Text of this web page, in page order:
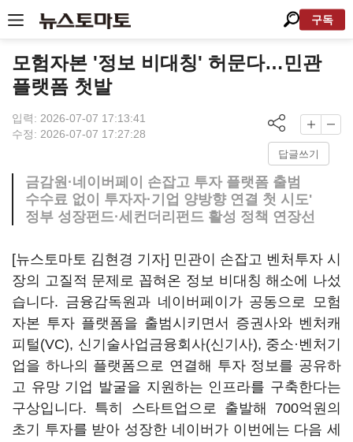
구독
모험자본 '정보 비대칭' 허문다…민관
플랫폼 첫발
입력: 2026-07-07 17:13:41
수정: 2026-07-07 17:27:28
답글쓰기
금감원·네이버페이 손잡고 투자 플랫폼 출범
수수료 없이 투자자·기업 양방향 연결 첫 시도'
정부 성장펀드·세컨더리펀드 활성 정책 연장선
[뉴스토마토 김현경 기자] 민관이 손잡고 벤처투자 시
장의 고질적 문제로 꼽혀온 정보 비대칭 해소에 나섰
습니다. 금융감독원과 네이버페이가 공동으로 모험
자본 투자 플랫폼을 출범시키면서 증권사와 벤처캐
피털(VC), 신기술사업금융회사(신기사), 중소·벤처기
업을 하나의 플랫폼으로 연결해 투자 정보를 공유하
고 유망 기업 발굴을 지원하는 인프라를 구축한다는
구상입니다. 특히 스타트업으로 출발해 700억원의
초기 투자를 받아 성장한 네이버가 이번에는 다음 세